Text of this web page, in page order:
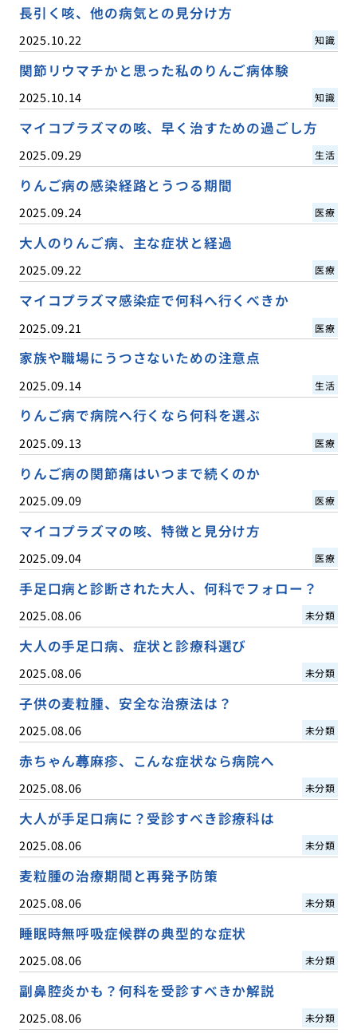
長引く咳、他の病気との見分け方
2025.10.22 知識
関節リウマチかと思った私のりんご病体験
2025.10.14 知識
マイコプラズマの咳、早く治すための過ごし方
2025.09.29 生活
りんご病の感染経路とうつる期間
2025.09.24 医療
大人のりんご病、主な症状と経過
2025.09.22 医療
マイコプラズマ感染症で何科へ行くべきか
2025.09.21 医療
家族や職場にうつさないための注意点
2025.09.14 生活
りんご病で病院へ行くなら何科を選ぶ
2025.09.13 医療
りんご病の関節痛はいつまで続くのか
2025.09.09 医療
マイコプラズマの咳、特徴と見分け方
2025.09.04 医療
手足口病と診断された大人、何科でフォロー？
2025.08.06 未分類
大人の手足口病、症状と診療科選び
2025.08.06 未分類
子供の麦粒腫、安全な治療法は？
2025.08.06 未分類
赤ちゃん蕁麻疹、こんな症状なら病院へ
2025.08.06 未分類
大人が手足口病に？受診すべき診療科は
2025.08.06 未分類
麦粒腫の治療期間と再発予防策
2025.08.06 未分類
睡眠時無呼吸症候群の典型的な症状
2025.08.06 未分類
副鼻腔炎かも？何科を受診すべきか解説
2025.08.06 未分類